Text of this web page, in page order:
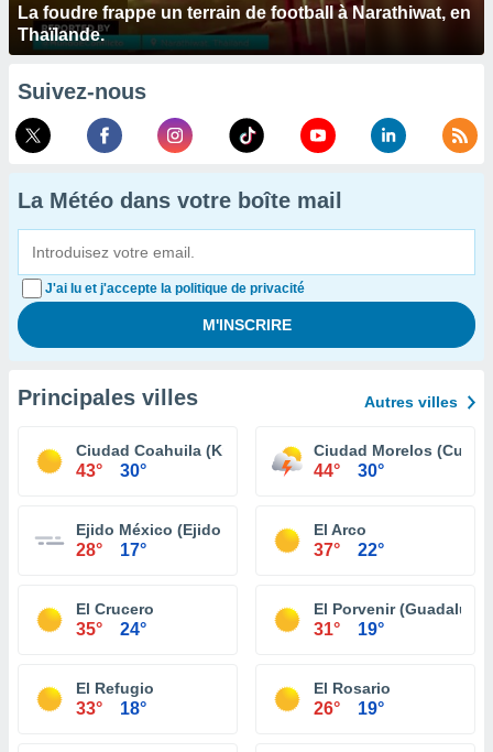
La foudre frappe un terrain de football à Narathiwat, en
Thaïlande.
Suivez-nous
La Météo dans votre boîte mail
J'ai lu et j'accepte la politique de privacité
Principales villes Autres villes
Ciudad Coahuila (Km. 57)
43° 30°
Ciudad Morelos
44° 30°
Ejido México (Ejido Punta Colonet)
28° 17°
El Arco
37° 22°
El Crucero
35° 24°
El Porvenir (Guadalupe)
31° 19°
El Refugio
33° 18°
El Rosario
26° 19°